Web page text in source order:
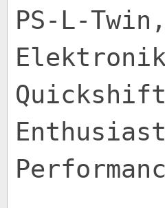
PS-L-
Elektronik